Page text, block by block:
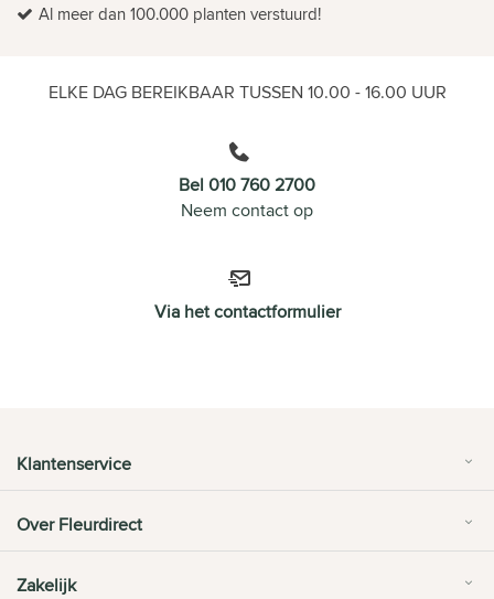
Al meer dan 100.000 planten verstuurd!
ELKE DAG BEREIKBAAR TUSSEN 10.00 - 16.00 UUR
Bel 010 760 2700
Neem contact op
Via het contactformulier
Klantenservice
Over Fleurdirect
Zakelijk